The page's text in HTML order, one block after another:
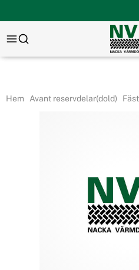
Hem Avant reservdelar(dold)